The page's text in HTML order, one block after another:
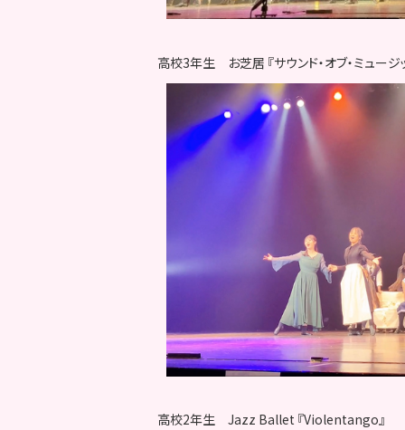
高校3年生 お芝居 『サウンド・オブ・ミュージ
高校2年生 Jazz Ballet 『Violentango』